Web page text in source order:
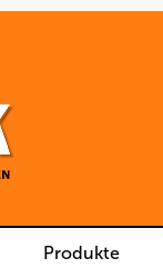
Produkte